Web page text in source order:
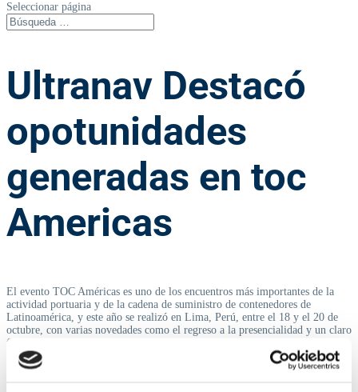
Seleccionar página
Ultranav Destacó
opotunidades
generadas en toc
Americas
El evento TOC Américas es uno de los encuentros más importantes de la
actividad portuaria y de la cadena de suministro de contenedores de
Latinoamérica, y este año se realizó en Lima, Perú, entre el 18 y el 20 de
octubre, con varias novedades como el regreso a la presencialidad y un claro
foco en las estrategias de desarrollo sostenibles en la industria.
Las conferencias TOC son reconocidas por sus eventos de networking, los